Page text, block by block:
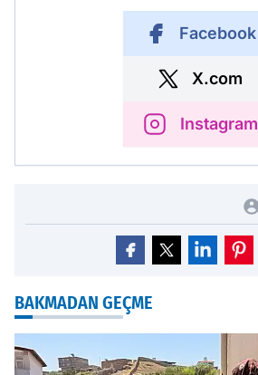
Facebook
X.com
Instagram
BAKMADAN GEÇME